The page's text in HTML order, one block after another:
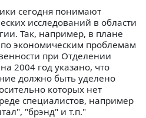
сегодня понимают
исследований в области
Так, например, в плане
экономическим проблемам
при Отделении
2004 год указано, что
должно быть уделено
которых нет
специалистов, например
"брэнд" и т.п."